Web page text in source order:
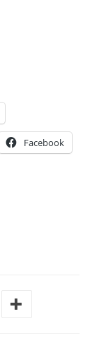
Facebook